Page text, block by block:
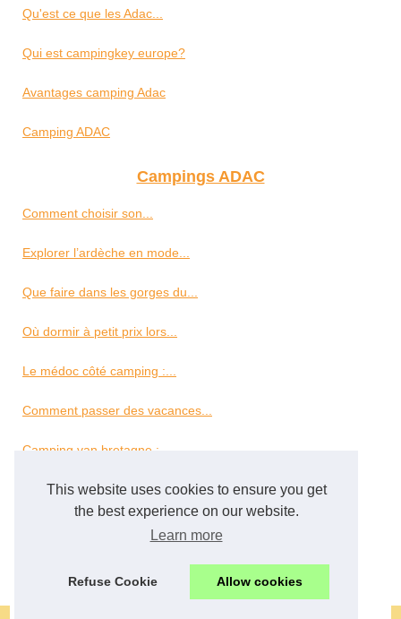
This website uses cookies to ensure you get
the best experience on our website.
Learn more
Refuse Cookie Allow cookies
Qu'est ce que les Adac...
Qui est campingkey europe?
Avantages camping Adac
Camping ADAC
Campings ADAC
Comment choisir son...
Explorer l’ardèche en mode...
Que faire dans les gorges du...
Où dormir à petit prix lors...
Le médoc côté camping :...
Comment passer des vacances...
Camping van bretagne :...
Les bienfaits d’un séjour...
Découvrez le camping 3...
Un séjour en mobil-home pour...